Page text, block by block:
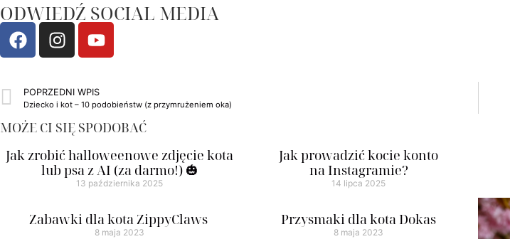
ODWIEDŹ SOCIAL MEDIA
POPRZEDNI WPIS
Dziecko i kot – 10 podobieństw (z przymrużeniem oka)
MOŻE CI SIĘ SPODOBAĆ
Jak zrobić halloweenowe zdjęcie kota
lub psa z AI (za darmo!) 🎃
13 października 2025
Jak prowadzić kocie konto
na Instagramie?
14 lipca 2025
Zabawki dla kota ZippyClaws
8 maja 2023
Przysmaki dla kota Dokas
8 maja 2023